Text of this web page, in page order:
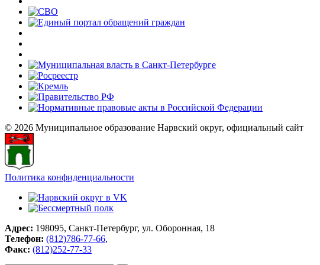
© 2026 Муниципальное образование Нарвский округ, официальный сайт
Политика конфиденциальности
Адрес: 198095, Санкт-Петербург, ул. Оборонная, 18
Телефон: (812)786-77-66,
Факс: (812)252-77-33